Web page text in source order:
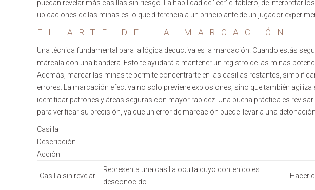
puedan revelar más casillas sin riesgo. La habilidad de 'leer' el tablero, de interpretar
ubicaciones de las minas es lo que diferencia a un principiante de un jugador
EL ARTE DE LA MARCACIÓN
Una técnica fundamental para la lógica deductiva es la marcación. Cuando estás
márcala con una bandera. Esto te ayudará a mantener un registro de las minas
Además, marcar las minas te permite concentrarte en las casillas restantes,
errores. La marcación efectiva no solo previene explosiones, sino que también
identificar patrones y áreas seguras con mayor rapidez. Una buena práctica es
para verificar su precisión, ya que un error de marcación puede llevar a una detonación.
Casilla
Descripción
Acción
Casilla sin revelar
Representa una casilla oculta cuyo contenido es
desconocido.
Hacer